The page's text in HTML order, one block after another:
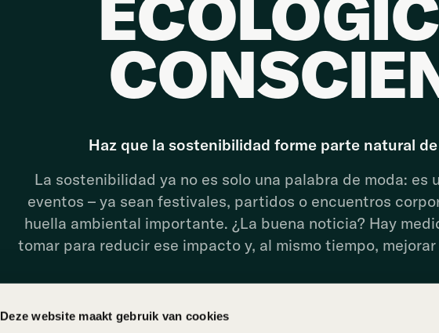
Deze website maakt gebruik van cookies
Haz que la sostenibilidad forme parte natural
La sostenibilidad ya no es solo una palabra de moda: es
eventos – ya sean festivales, partidos o encuentros
huella ambiental importante. ¿La buena noticia? Hay
tomar para reducir ese impacto y, al mismo tiempo,